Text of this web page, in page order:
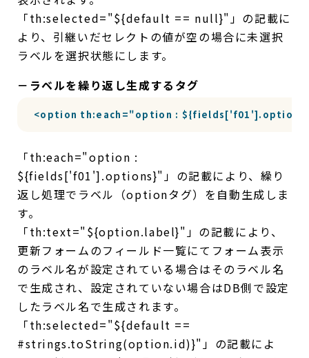
「th:selected="${default == null}"」の記載に
より、引継いだセレクトの値が空の場合に未選択
ラベルを選択状態にします。
－ラベルを繰り返し生成するタグ
<option th:each="option :
「th:each="option :
${fields['f01'].options}"」の記載により、繰り
返し処理でラベル（optionタグ）を自動生成しま
す。
「th:text="${option.label}"」の記載により、
更新フォームのフィールド一覧にてフォーム表示
のラベル名が設定されている場合はそのラベル名
で生成され、設定されていない場合はDB側で設定
したラベル名で生成されます。
「th:selected="${default ==
#strings.toString(option.id)}"」の記載によ